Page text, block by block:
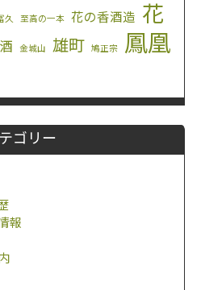
久 至高の一本 花の香酒造 花
金城山 雄町 鳩正宗
鳳凰
ゴリー
報